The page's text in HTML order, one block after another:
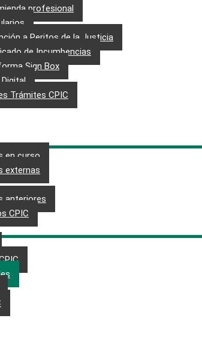
profesional
a Peritos de la Justicia
de Incumbencias
Sign Box
Trámites CPIC
en curso
externas
anteriores
CPIC